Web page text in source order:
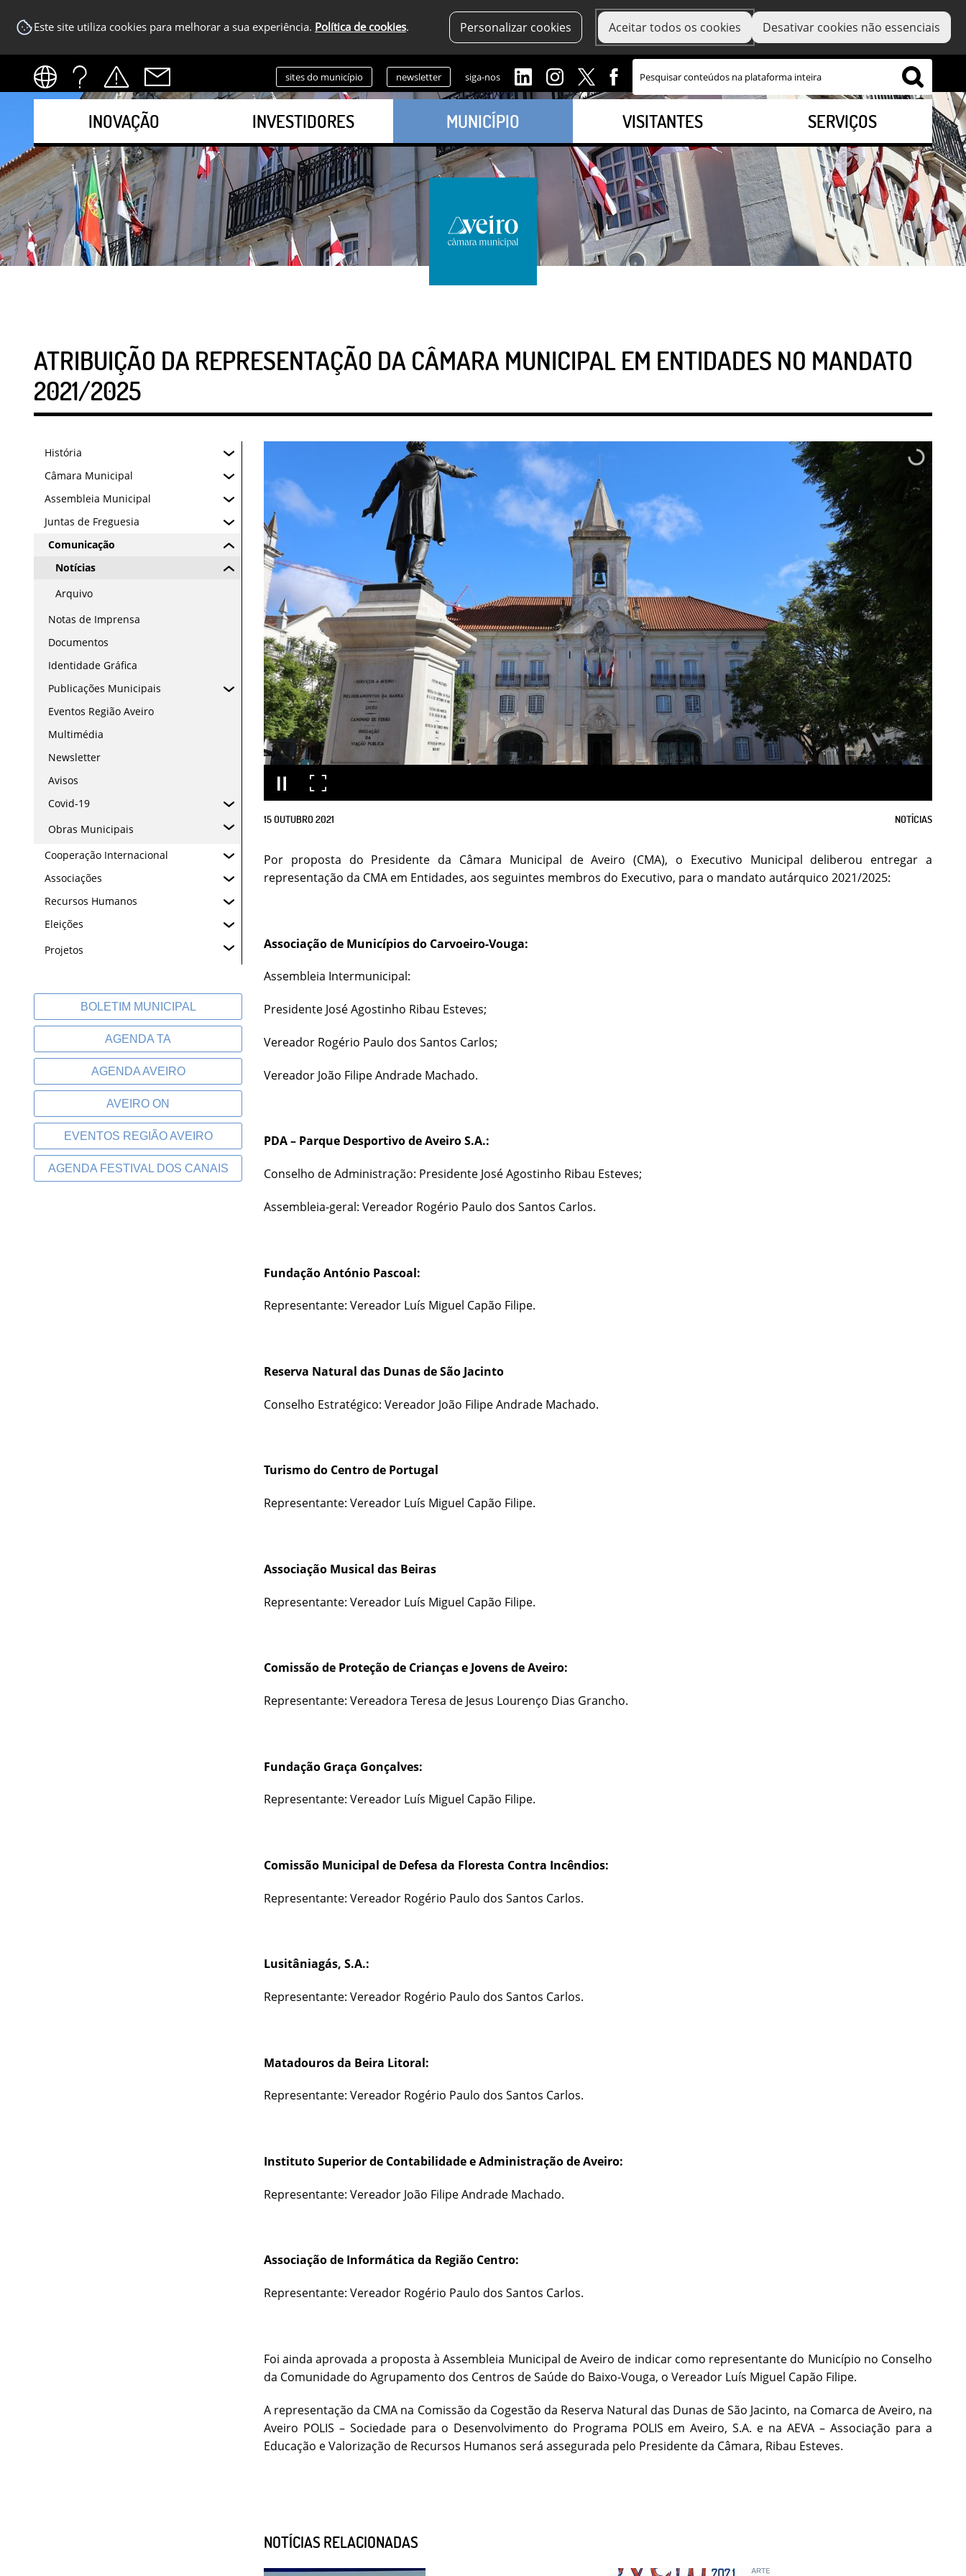
Este site utiliza cookies para melhorar a sua experiência. Política de cookies. Personalizar cookies Aceitar todos os cookies Desativar cookies não essenciais
sites do município newsletter siga-nos
INOVAÇÃO INVESTIDORES MUNICÍPIO VISITANTES SERVIÇOS
ATRIBUIÇÃO DA REPRESENTAÇÃO DA CÂMARA MUNICIPAL EM ENTIDADES NO MANDATO
2021/2025
História
Câmara Municipal
Assembleia Municipal
Juntas de Freguesia
Comunicação
Notícias
Arquivo
Notas de Imprensa
Documentos
Identidade Gráfica
Publicações Municipais
Eventos Região Aveiro
Multimédia
Newsletter
Avisos
Covid-19
Obras Municipais
Cooperação Internacional
Associações
Recursos Humanos
Eleições
Projetos
BOLETIM MUNICIPAL
AGENDA TA
AGENDA AVEIRO
AVEIRO ON
EVENTOS REGIÃO AVEIRO
AGENDA FESTIVAL DOS CANAIS
15OUTUBRO2021 NOTÍCIAS
Por proposta do Presidente da Câmara Municipal de Aveiro (CMA), o Executivo Municipal deliberou entregar a
representação da CMA em Entidades, aos seguintes membros do Executivo, para o mandato autárquico 2021/2025:
Associação de Municípios do Carvoeiro-Vouga:
Assembleia Intermunicipal:
Presidente José Agostinho Ribau Esteves;
Vereador Rogério Paulo dos Santos Carlos;
Vereador João Filipe Andrade Machado.
PDA – Parque Desportivo de Aveiro S.A.:
Conselho de Administração: Presidente José Agostinho Ribau Esteves;
Assembleia-geral: Vereador Rogério Paulo dos Santos Carlos.
Fundação António Pascoal:
Representante: Vereador Luís Miguel Capão Filipe.
Reserva Natural das Dunas de São Jacinto
Conselho Estratégico: Vereador João Filipe Andrade Machado.
Turismo do Centro de Portugal
Representante: Vereador Luís Miguel Capão Filipe.
Associação Musical das Beiras
Representante: Vereador Luís Miguel Capão Filipe.
Comissão de Proteção de Crianças e Jovens de Aveiro:
Representante: Vereadora Teresa de Jesus Lourenço Dias Grancho.
Fundação Graça Gonçalves:
Representante: Vereador Luís Miguel Capão Filipe.
Comissão Municipal de Defesa da Floresta Contra Incêndios:
Representante: Vereador Rogério Paulo dos Santos Carlos.
Lusitâniagás, S.A.:
Representante: Vereador Rogério Paulo dos Santos Carlos.
Matadouros da Beira Litoral:
Representante: Vereador Rogério Paulo dos Santos Carlos.
Instituto Superior de Contabilidade e Administração de Aveiro:
Representante: Vereador João Filipe Andrade Machado.
Associação de Informática da Região Centro:
Representante: Vereador Rogério Paulo dos Santos Carlos.
Foi ainda aprovada a proposta à Assembleia Municipal de Aveiro de indicar como representante do Município no Conselho
da Comunidade do Agrupamento dos Centros de Saúde do Baixo-Vouga, o Vereador Luís Miguel Capão Filipe.
A representação da CMA na Comissão da Cogestão da Reserva Natural das Dunas de São Jacinto, na Comarca de Aveiro, na
Aveiro POLIS – Sociedade para o Desenvolvimento do Programa POLIS em Aveiro, S.A. e na AEVA – Associação para a
Educação e Valorização de Recursos Humanos será assegurada pelo Presidente da Câmara, Ribau Esteves.
NOTÍCIAS RELACIONADAS